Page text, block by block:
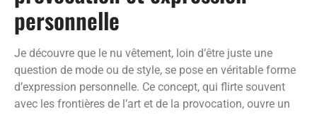
personnelle
Je découvre que le nu vêtement, loin d’être juste une
question de mode ou de style, se pose en véritable forme
d’expression personnelle. Ce concept, qui flirte souvent
avec les frontières de l’art et de la provocation, ouvre un